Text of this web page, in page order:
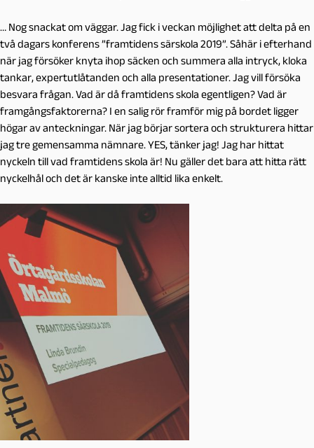
… Nog snackat om väggar. Jag fick i veckan möjlighet att delta på en
två dagars konferens ”framtidens särskola 2019”. Såhär i efterhand
när jag försöker knyta ihop säcken och summera alla intryck, kloka
tankar, expertutlåtanden och alla presentationer. Jag vill försöka
besvara frågan. Vad är då framtidens skola egentligen? Vad är
framgångsfaktorerna? I en salig rör framför mig på bordet ligger
högar av anteckningar. När jag börjar sortera och strukturera hittar
jag tre gemensamma nämnare. YES, tänker jag! Jag har hittat
nyckeln till vad framtidens skola är! Nu gäller det bara att hitta rätt
nyckelhål och det är kanske inte alltid lika enkelt.